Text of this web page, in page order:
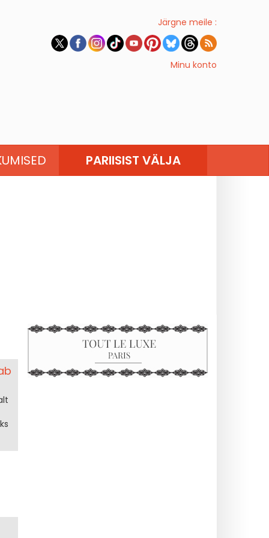
Järgne meile :
Minu konto
PARIISIST VÄLJA